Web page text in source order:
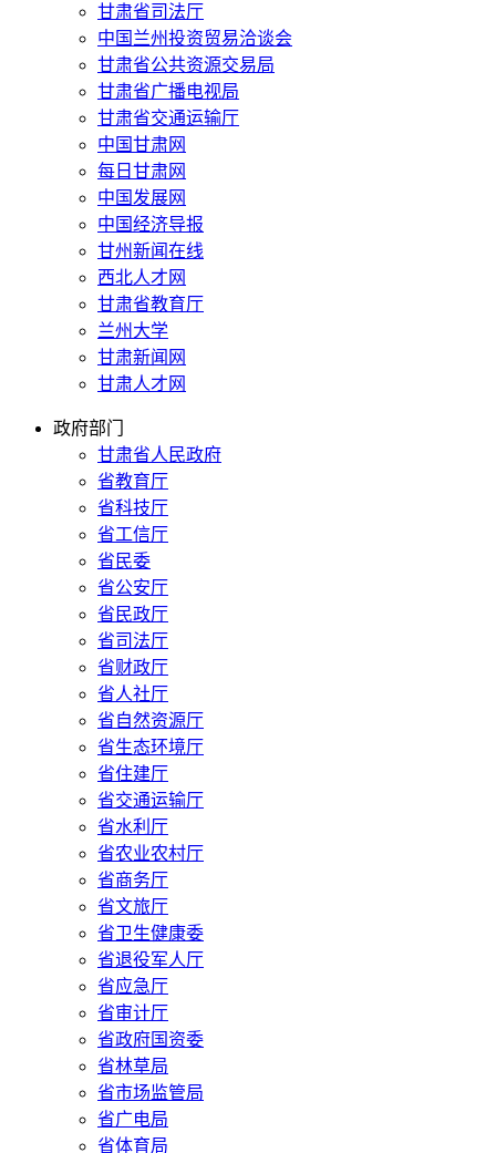
甘肃省司法厅
中国兰州投资贸易洽谈会
甘肃省公共资源交易局
甘肃省广播电视局
甘肃省交通运输厅
中国甘肃网
每日甘肃网
中国发展网
中国经济导报
甘州新闻在线
西北人才网
甘肃省教育厅
兰州大学
甘肃新闻网
甘肃人才网
政府部门
甘肃省人民政府
省教育厅
省科技厅
省工信厅
省民委
省公安厅
省民政厅
省司法厅
省财政厅
省人社厅
省自然资源厅
省生态环境厅
省住建厅
省交通运输厅
省水利厅
省农业农村厅
省商务厅
省文旅厅
省卫生健康委
省退役军人厅
省应急厅
省审计厅
省政府国资委
省林草局
省市场监管局
省广电局
省体育局